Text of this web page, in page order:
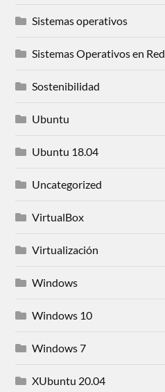
Sistemas operativos
Sistemas Operativos en Red
Sostenibilidad
Ubuntu
Ubuntu 18.04
Uncategorized
VirtualBox
Virtualización
Windows
Windows 10
Windows 7
XUbuntu 20.04